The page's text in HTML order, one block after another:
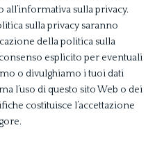
all’informativa sulla privacy.
sulla privacy saranno
della politica sulla
esplicito per eventuali
o divulghiamo i tuoi dati
l’uso di questo sito Web o dei
costituisce l’accettazione